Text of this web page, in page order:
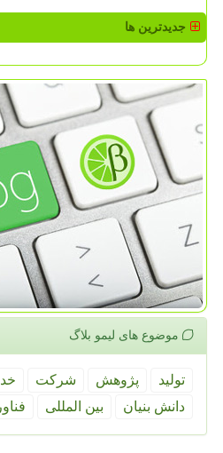
جدیدترین ها
موضوع های لیمو بلاگ
تولید پژوهش شركت
دانش بنیان
بین المللی